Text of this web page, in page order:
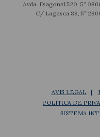
Avda. Diagonal 520, 5º
C/ Lagasca 88, 5º
AVIS LEGAL
POLÍTICA DE
SISTEMA